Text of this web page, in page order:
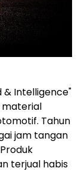
& Intelligence"
material
Tahun
jam tangan
terjual habis